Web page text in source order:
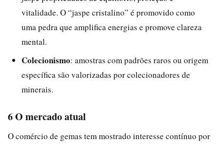
vitalidade. O “jaspe cristalino” é promovido como
uma pedra que amplifica energias e promove clareza
mental.
Colecionismo: amostras com padrões raros ou origem
específica são valorizadas por colecionadores de
minerais.
6 O mercado atual
O comércio de gemas tem mostrado interesse contínuo por